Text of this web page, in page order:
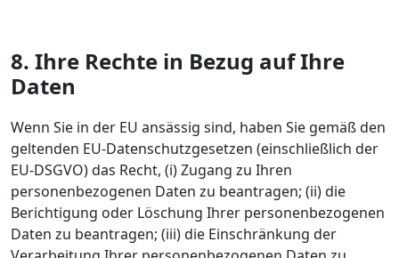
8. Ihre Rechte in Bezug auf Ihre
Daten
Wenn Sie in der EU ansässig sind, haben Sie gemäß den
geltenden EU-Datenschutzgesetzen (einschließlich der
EU-DSGVO) das Recht, (i) Zugang zu Ihren
personenbezogenen Daten zu beantragen; (ii) die
Berichtigung oder Löschung Ihrer personenbezogenen
Daten zu beantragen; (iii) die Einschränkung der